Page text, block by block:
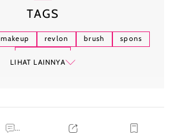
TAGS
makeup revlon brush
spons
LIHAT LAINNYA
...